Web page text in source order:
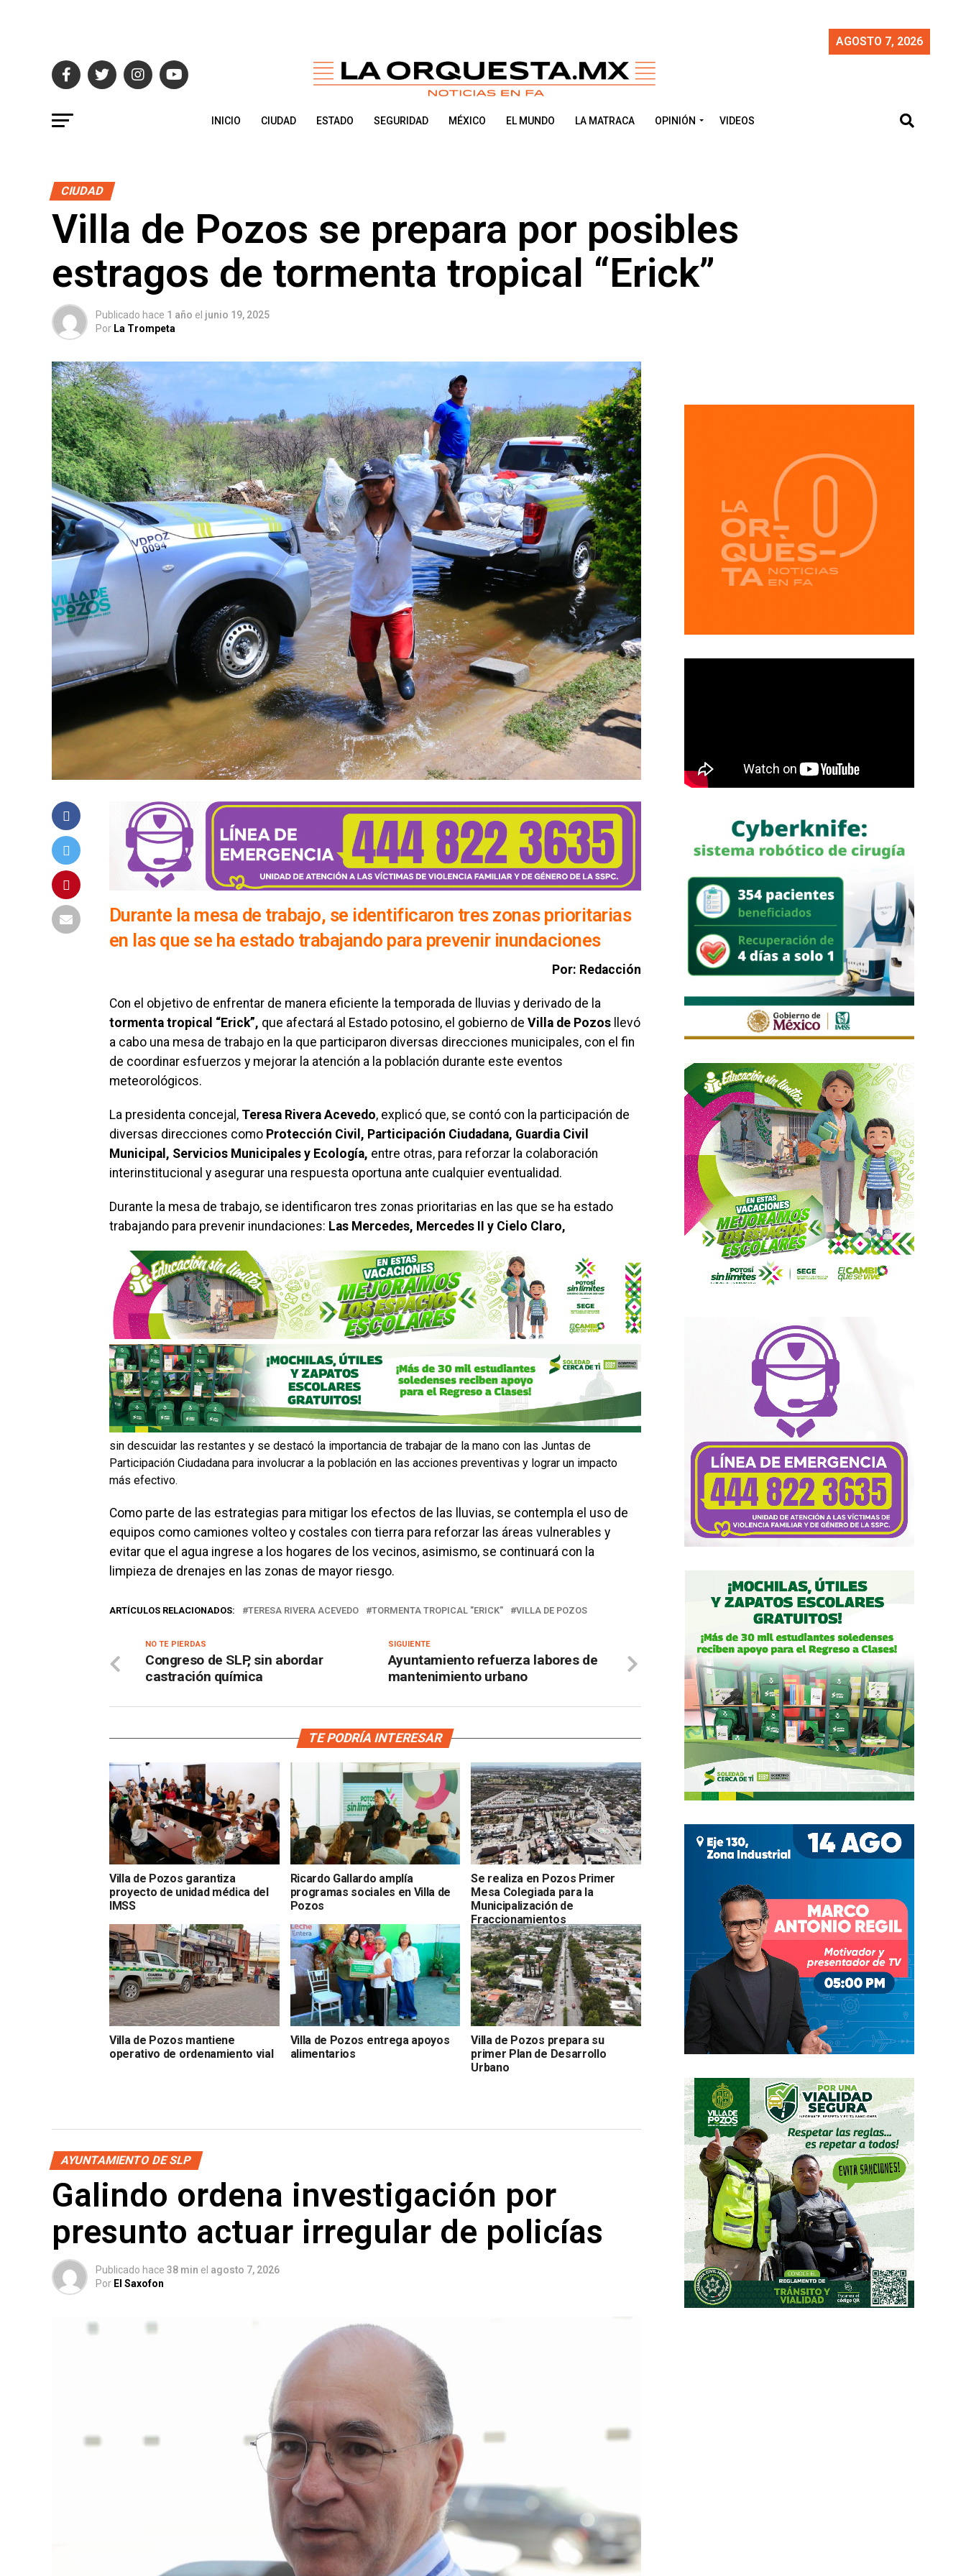
AGOSTO 7, 2026
INICIO CIUDAD ESTADO SEGURIDAD MÉXICO EL MUNDO LA MATRACA OPINIÓN VIDEOS
CIUDAD
Villa de Pozos se prepara por posibles
estragos de tormenta tropical “Erick”
Publicado hace 1 año el junio 19, 2025
Por La Trompeta
Durante la mesa de trabajo, se identificaron tres zonas prioritarias
en las que se ha estado trabajando para prevenir inundaciones
Por: Redacción
Con el objetivo de enfrentar de manera eficiente la temporada de lluvias y derivado de la
tormenta tropical “Erick”, que afectará al Estado potosino, el gobierno de Villa de Pozos llevó
a cabo una mesa de trabajo en la que participaron diversas direcciones municipales, con el fin
de coordinar esfuerzos y mejorar la atención a la población durante este eventos
meteorológicos.
La presidenta concejal, Teresa Rivera Acevedo, explicó que, se contó con la participación de
diversas direcciones como Protección Civil, Participación Ciudadana, Guardia Civil
Municipal, Servicios Municipales y Ecología, entre otras, para reforzar la colaboración
interinstitucional y asegurar una respuesta oportuna ante cualquier eventualidad.
Durante la mesa de trabajo, se identificaron tres zonas prioritarias en las que se ha estado
trabajando para prevenir inundaciones: Las Mercedes, Mercedes II y Cielo Claro,
sin descuidar las restantes y se destacó la importancia de trabajar de la mano con las Juntas de
Participación Ciudadana para involucrar a la población en las acciones preventivas y lograr un impacto
más efectivo.
Como parte de las estrategias para mitigar los efectos de las lluvias, se contempla el uso de
equipos como camiones volteo y costales con tierra para reforzar las áreas vulnerables y
evitar que el agua ingrese a los hogares de los vecinos, asimismo, se continuará con la
limpieza de drenajes en las zonas de mayor riesgo.
ARTÍCULOS RELACIONADOS: TERESA RIVERA ACEVEDO TORMENTA TROPICAL "ERICK" VILLA DE POZOS
SIGUIENTE
Ayuntamiento refuerza labores de
mantenimiento urbano
NO TE PIERDAS
Congreso de SLP, sin abordar
castración química
TE PODRÍA INTERESAR
Villa de Pozos garantiza
proyecto de unidad médica del
IMSS
Ricardo Gallardo amplía
programas sociales en Villa de
Pozos
Se realiza en Pozos Primer
Mesa Colegiada para la
Municipalización de
Fraccionamientos
Villa de Pozos mantiene
operativo de ordenamiento vial
Villa de Pozos entrega apoyos
alimentarios
Villa de Pozos prepara su
primer Plan de Desarrollo
Urbano
AYUNTAMIENTO DE SLP
Galindo ordena investigación por
presunto actuar irregular de policías
Publicado hace 38 min el agosto 7, 2026
Por El Saxofon